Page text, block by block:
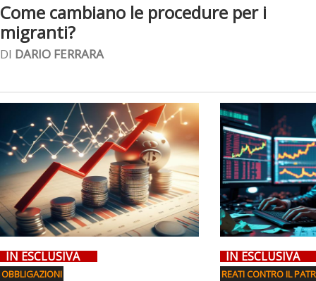
Come cambiano le procedure per i
migranti?
DI DARIO FERRARA
IN ESCLUSIVA
OBBLIGAZIONI
IN ESCLUSIVA
REATI CONTRO IL